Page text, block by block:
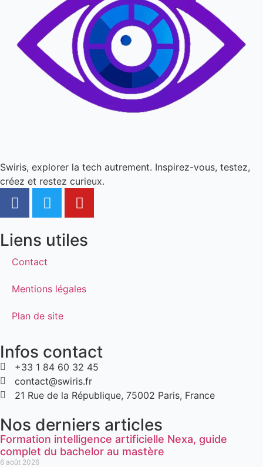
Swiris, explorer la tech autrement. Inspirez-vous, testez,
créez et restez curieux.
Liens utiles
Contact
Mentions légales
Plan de site
Infos contact
+33 1 84 60 32 45
contact@swiris.fr
21 Rue de la République, 75002 Paris, France
Nos derniers articles
Formation intelligence artificielle Nexa, guide
complet du bachelor au mastère
6 août 2026